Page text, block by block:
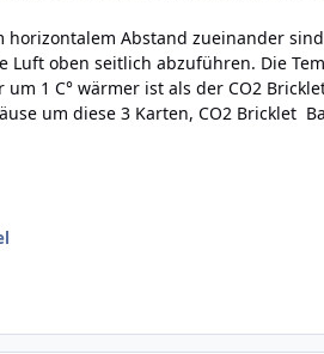
Abstand zueinander
oben seitlich abzuführen. Die
1 C° wärmer ist als der CO2
um diese 3 Karten, CO2 Bricklet